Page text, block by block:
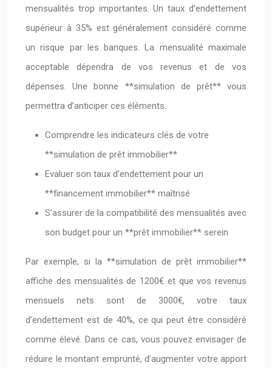
mensualités trop importantes. Un taux d’endettement
supérieur à 35% est généralement considéré comme
un risque par les banques. La mensualité maximale
acceptable dépendra de vos revenus et de vos
dépenses. Une bonne **simulation de prêt** vous
permettra d’anticiper ces éléments.
Comprendre les indicateurs clés de votre
**simulation de prêt immobilier**
Evaluer son taux d’endettement pour un
**financement immobilier** maîtrisé
S’assurer de la compatibilité des mensualités avec
son budget pour un **prêt immobilier** serein
Par exemple, si la **simulation de prêt immobilier**
affiche des mensualités de 1200€ et que vos revenus
mensuels nets sont de 3000€, votre taux
d’endettement est de 40%, ce qui peut être considéré
comme élevé. Dans ce cas, vous pouvez envisager de
réduire le montant emprunté, d’augmenter votre apport